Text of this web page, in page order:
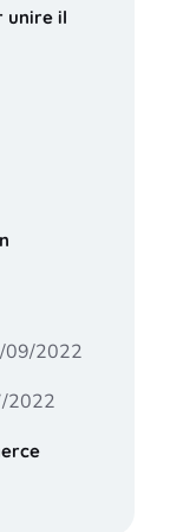
unire il
09/2022
2022